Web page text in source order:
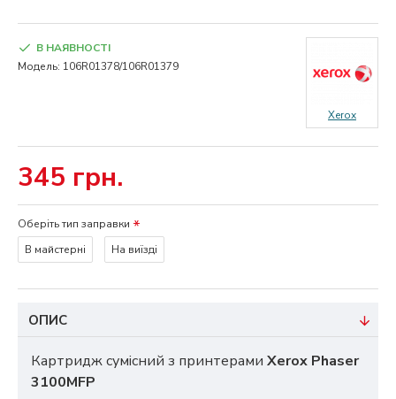
345 грн.
В НАЯВНОСТІ
Модель: 106R01378/106R01379
Xerox
Оберіть тип заправки
В майстерні
На виїзді
ОПИС
Картридж сумісний з принтерами Xerox Phaser
3100MFP